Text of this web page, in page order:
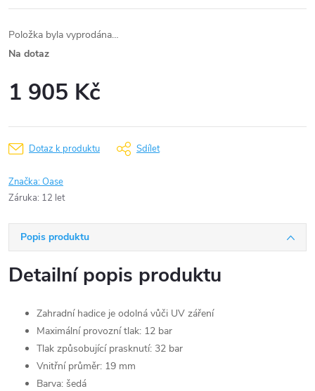
Položka byla vyprodána…
Na dotaz
1 905 Kč
cena:
Dotaz k produktu Sdílet
Značka:Oase
Záruka: 12 let
Popis produktu
Detailní popis produktu
Zahradní hadice je odolná vůči UV záření
Maximální provozní tlak: 12 bar
Tlak způsobující prasknutí: 32 bar
Vnitřní průměr: 19 mm
Barva: šedá